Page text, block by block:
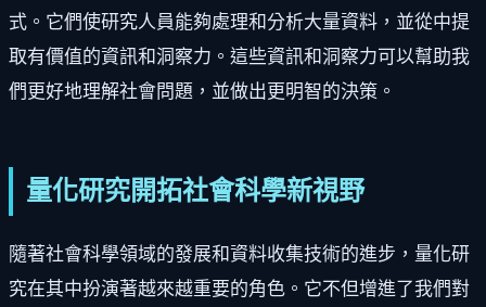
式。它們使研究人員能夠處理和分析大量資料，並從中提
取有價值的資訊和洞察力。這些資訊和洞察力可以幫助我
們更好地理解社會問題，並做出更明智的決策。
量化研究開拓社會科學新視野
隨著社會科學領域的發展和資料收集技術的進步，量化研
究在其中扮演著越來越重要的角色。它不但增進了我們對